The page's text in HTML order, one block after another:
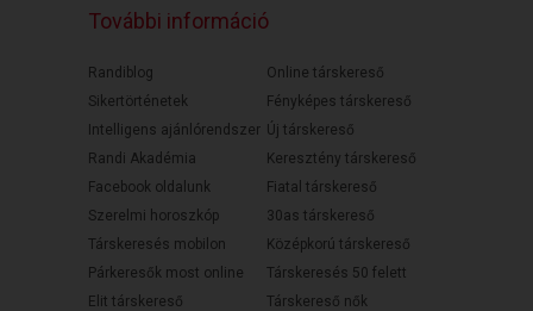
További információ
Randiblog
Sikertörténetek
Intelligens ajánlórendszer
Randi Akadémia
Facebook oldalunk
Szerelmi horoszkóp
Társkeresés mobilon
Párkeresők most online
Elit társkereső
Online társkereső
Fényképes társkereső
Új társkereső
Keresztény társkereső
Fiatal társkereső
30as társkereső
Középkorú társkereső
Társkeresés 50 felett
Társkereső nők